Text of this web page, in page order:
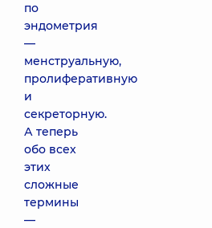
по
эндометрия
—
менструальную,
пролиферативную
и
секреторную.
А теперь
обо всех
этих
сложные
термины
—